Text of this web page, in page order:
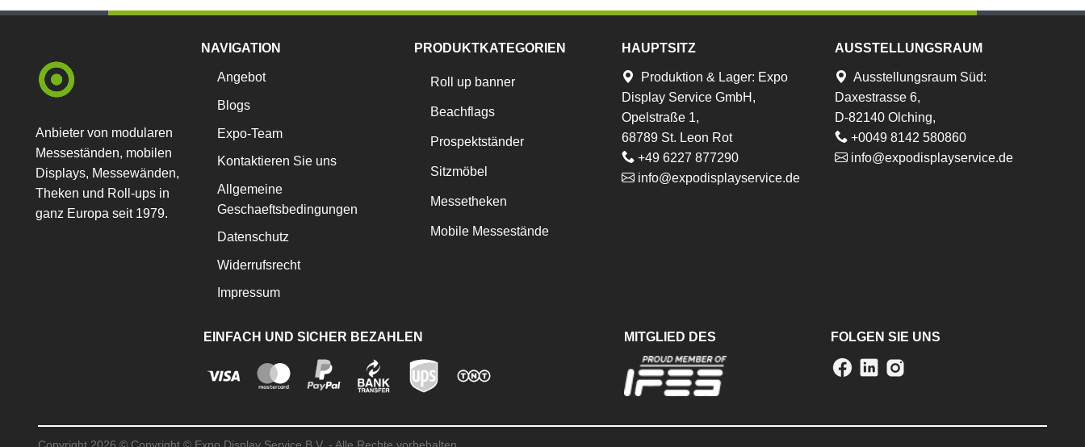
mehrere
Produktseite
gewählt
werden
Anbieter von modularen
Messeständen, mobilen
Displays, Messewänden,
Theken und Roll-ups in
ganz Europa seit 1979.
NAVIGATION
Angebot
Blogs
Expo-Team
Kontaktieren Sie uns
Allgemeine
Geschaeftsbedingungen
Datenschutz
Widerrufsrecht
Impressum
PRODUKTKATEGORIEN
Roll up banner
Beachflags
Prospektständer
Sitzmöbel
Messetheken
Mobile Messestände
HAUPTSITZ
Produktion & Lager: Expo
Display Service GmbH,
Opelstraße 1,
68789 St. Leon Rot
+49 6227 877290
info@expodisplayservice.de
AUSSTELLUNGSRAUM
Ausstellungsraum Süd:
Daxestrasse 6,
D-82140 Olching,
+0049 8142 580860
info@expodisplayservice.de
EINFACH UND SICHER BEZAHLEN MITGLIED DES FOLGEN SIE UNS